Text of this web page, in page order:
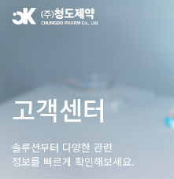
고객센터
솔루션부터 다양한 관련
정보를 빠르게 확인해보세요.